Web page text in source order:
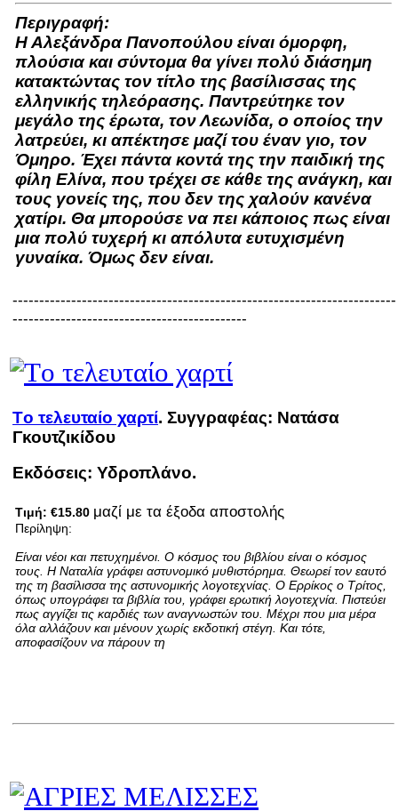
Περιγραφή:
Η Αλεξάνδρα Πανοπούλου είναι όμορφη,
πλούσια και σύντομα θα γίνει πολύ διάσημη
κατακτώντας τον τίτλο της βασίλισσας της
ελληνικής τηλεόρασης. Παντρεύτηκε τον
μεγάλο της έρωτα, τον Λεωνίδα, ο οποίος την
λατρεύει, κι απέκτησε μαζί του έναν γιο, τον
Όμηρο. Έχει πάντα κοντά της την παιδική της
φίλη Ελίνα, που τρέχει σε κάθε της ανάγκη, και
τους γονείς της, που δεν της χαλούν κανένα
χατίρι. Θα μπορούσε να πει κάποιος πως είναι
μια πολύ τυχερή κι απόλυτα ευτυχισμένη
γυναίκα. Όμως δεν είναι.
------------------------------------------------------------------------
--------------------------------------------
Tο τελευταίο χαρτί. Συγγραφέας: Νατάσα
Γκουτζικίδου
Εκδόσεις: Υδροπλάνο.
Τιμή: €15.80 μαζί με τα έξοδα αποστολής
Περίληψη:
Είναι νέοι και πετυχημένοι. Ο κόσμος του βιβλίου είναι ο κόσμος
τους. Η Ναταλία γράφει αστυνομικό μυθιστόρημα. Θεωρεί τον εαυτό
της τη βασίλισσα της αστυνομικής λογοτεχνίας. Ο Ερρίκος ο Τρίτος,
όπως υπογράφει τα βιβλία του, γράφει ερωτική λογοτεχνία. Πιστεύει
πως αγγίζει τις καρδιές των αναγνωστών του. Μέχρι που μια μέρα
όλα αλλάζουν και μένουν χωρίς εκδοτική στέγη. Και τότε,
αποφασίζουν να πάρουν τη